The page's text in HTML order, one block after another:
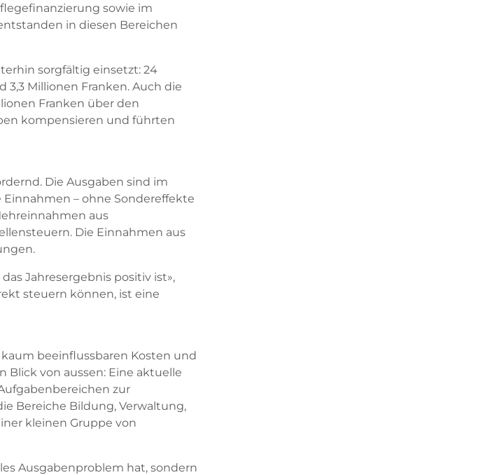
sowie im
in diesen Bereichen
sorgfältig einsetzt: 24
Millionen Franken. Auch die
Franken über den
kompensieren und führten
Die Ausgaben sind im
– ohne Sondereffekte
aus
Die Einnahmen aus
Jahresergebnis positiv ist»,
steuern können, ist eine
beeinflussbaren Kosten und
von aussen: Eine aktuelle
zur
Bereiche Bildung, Verwaltung,
kleinen Gruppe von
Ausgabenproblem hat, sondern